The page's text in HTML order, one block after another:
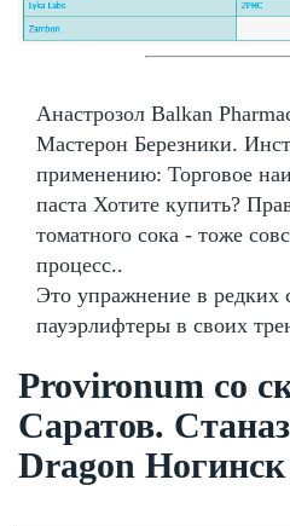
Анастрозол Balkan
Мастерон Березники.
применению: Торговое
паста Хотите купить?
томатного сока - тоже
процесс..
Это упражнение в редких
пауэрлифтеры в своих
Provironum со
Саратов.
Dragon Ногинск